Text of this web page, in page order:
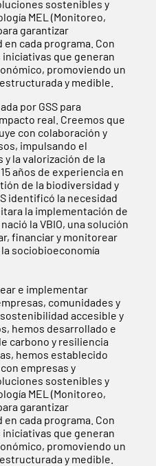
sostenibles y
MEL (Monitoreo,
garantizar
cada programa. Con
que generan
promoviendo un
y medible.
por GSS para
real. Creemos que
con colaboración y
impulsando el
la valorización de la
años de experiencia en
de la biodiversidad y
identificó la necesidad
la implementación de
la VBIO, una solución
financiar y monitorear
sociobioeconomía
e implementar
comunidades y
accesible y
hemos desarrollado e
carbono y resiliencia
hemos establecido
empresas y
sostenibles y
MEL (Monitoreo,
garantizar
cada programa. Con
que generan
promoviendo un
y medible.